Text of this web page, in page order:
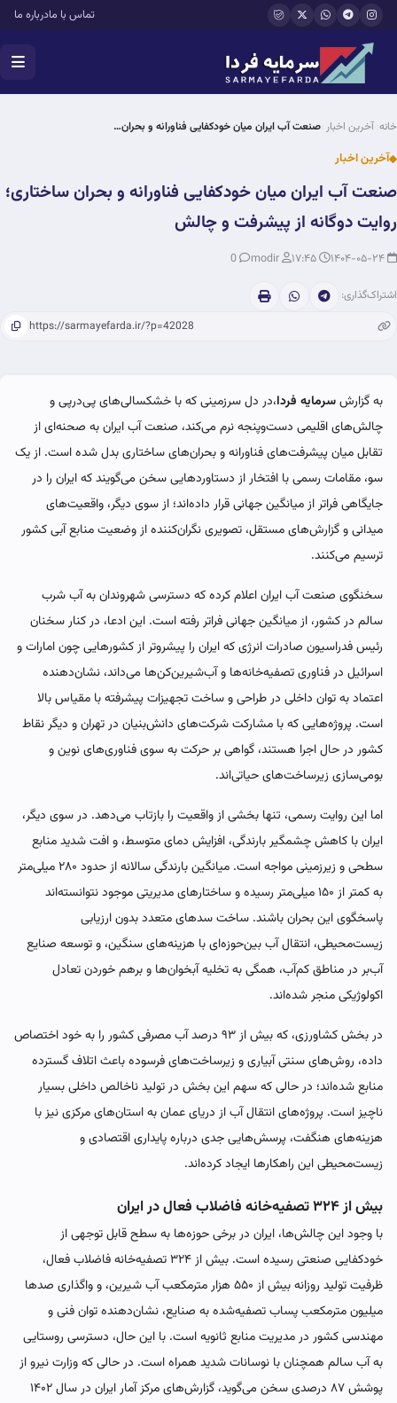
رفتن به محتوای اصلی تماس با مادرباره ما
خانه آخرین اخبار صنعت آب ایران میان خودکفایی فناورانه و بحران…
آخرین اخبار
صنعت آب ایران میان خودکفایی فناورانه و بحران ساختاری؛
روایت دوگانه از پیشرفت و چالش
اشتراک‌گذاری:
به گزارشسرمایه فردا،در دل سرزمینی که با خشکسالی‌های پی‌درپی و
چالش‌های اقلیمی دست‌وپنجه نرم می‌کند، صنعت آب ایران به صحنه‌ای از
تقابل میان پیشرفت‌های فناورانه و بحران‌های ساختاری بدل شده است. از یک
سو، مقامات رسمی با افتخار از دستاوردهایی سخن می‌گویند که ایران را در
جایگاهی فراتر از میانگین جهانی قرار داده‌اند؛ از سوی دیگر، واقعیت‌های
میدانی و گزارش‌های مستقل، تصویری نگران‌کننده از وضعیت منابع آبی کشور
ترسیم می‌کنند.
سخنگوی صنعت آب ایران اعلام کرده که دسترسی شهروندان به آب شرب
سالم در کشور، از میانگین جهانی فراتر رفته است. این ادعا، در کنار سخنان
رئیس فدراسیون صادرات انرژی که ایران را پیشروتر از کشورهایی چون امارات و
اسرائیل در فناوری تصفیه‌خانه‌ها و آب‌شیرین‌کن‌ها می‌داند، نشان‌دهنده
اعتماد به توان داخلی در طراحی و ساخت تجهیزات پیشرفته با مقیاس بالا
است. پروژه‌هایی که با مشارکت شرکت‌های دانش‌بنیان در تهران و دیگر نقاط
کشور در حال اجرا هستند، گواهی بر حرکت به سوی فناوری‌های نوین و
بومی‌سازی زیرساخت‌های حیاتی‌اند.
اما این روایت رسمی، تنها بخشی از واقعیت را بازتاب می‌دهد. در سوی دیگر،
ایران با کاهش چشمگیر بارندگی، افزایش دمای متوسط، و افت شدید منابع
سطحی و زیرزمینی مواجه است. میانگین بارندگی سالانه از حدود ۲۸۰ میلی‌متر
به کمتر از ۱۵۰ میلی‌متر رسیده و ساختارهای مدیریتی موجود نتوانسته‌اند
پاسخگوی این بحران باشند. ساخت سدهای متعدد بدون ارزیابی
زیست‌محیطی، انتقال آب بین‌حوزه‌ای با هزینه‌های سنگین، و توسعه صنایع
آب‌بر در مناطق کم‌آب، همگی به تخلیه آبخوان‌ها و برهم خوردن تعادل
اکولوژیکی منجر شده‌اند.
در بخش کشاورزی، که بیش از ۹۳ درصد آب مصرفی کشور را به خود اختصاص
داده، روش‌های سنتی آبیاری و زیرساخت‌های فرسوده باعث اتلاف گسترده
منابع شده‌اند؛ در حالی که سهم این بخش در تولید ناخالص داخلی بسیار
ناچیز است. پروژه‌های انتقال آب از دریای عمان به استان‌های مرکزی نیز با
هزینه‌های هنگفت، پرسش‌هایی جدی درباره پایداری اقتصادی و
زیست‌محیطی این راهکارها ایجاد کرده‌اند.
بیش از ۳۲۴ تصفیه‌خانه فاضلاب فعال در ایران
با وجود این چالش‌ها، ایران در برخی حوزه‌ها به سطح قابل توجهی از
خودکفایی صنعتی رسیده است. بیش از ۳۲۴ تصفیه‌خانه فاضلاب فعال،
ظرفیت تولید روزانه بیش از ۵۵۰ هزار مترمکعب آب شیرین، و واگذاری صدها
میلیون مترمکعب پساب تصفیه‌شده به صنایع، نشان‌دهنده توان فنی و
مهندسی کشور در مدیریت منابع ثانویه است. با این حال، دسترسی روستایی
به آب سالم همچنان با نوسانات شدید همراه است. در حالی که وزارت نیرو از
پوشش ۸۷ درصدی سخن می‌گوید، گزارش‌های مرکز آمار ایران در سال ۱۴۰۲